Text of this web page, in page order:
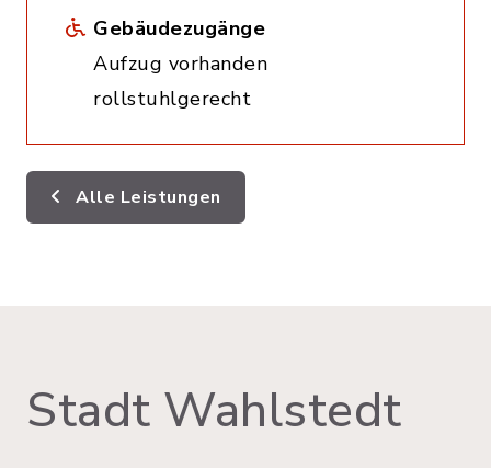
Gebäudezugänge
Aufzug vorhanden
rollstuhlgerecht
Alle Leistungen
Stadt Wahlstedt